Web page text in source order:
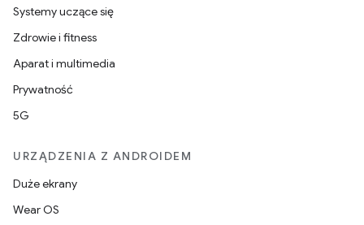
Systemy uczące się
Zdrowie i fitness
Aparat i multimedia
Prywatność
5G
URZĄDZENIA Z ANDROIDEM
Duże ekrany
Wear OS